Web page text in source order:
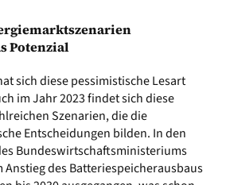
Potenzial
sich diese pessimistische Lesart
im Jahr 2023 findet sich diese
Szenarien, die die
Entscheidungen bilden. In den
Bundeswirtschaftsministeriums
des Batteriespeicherausbaus